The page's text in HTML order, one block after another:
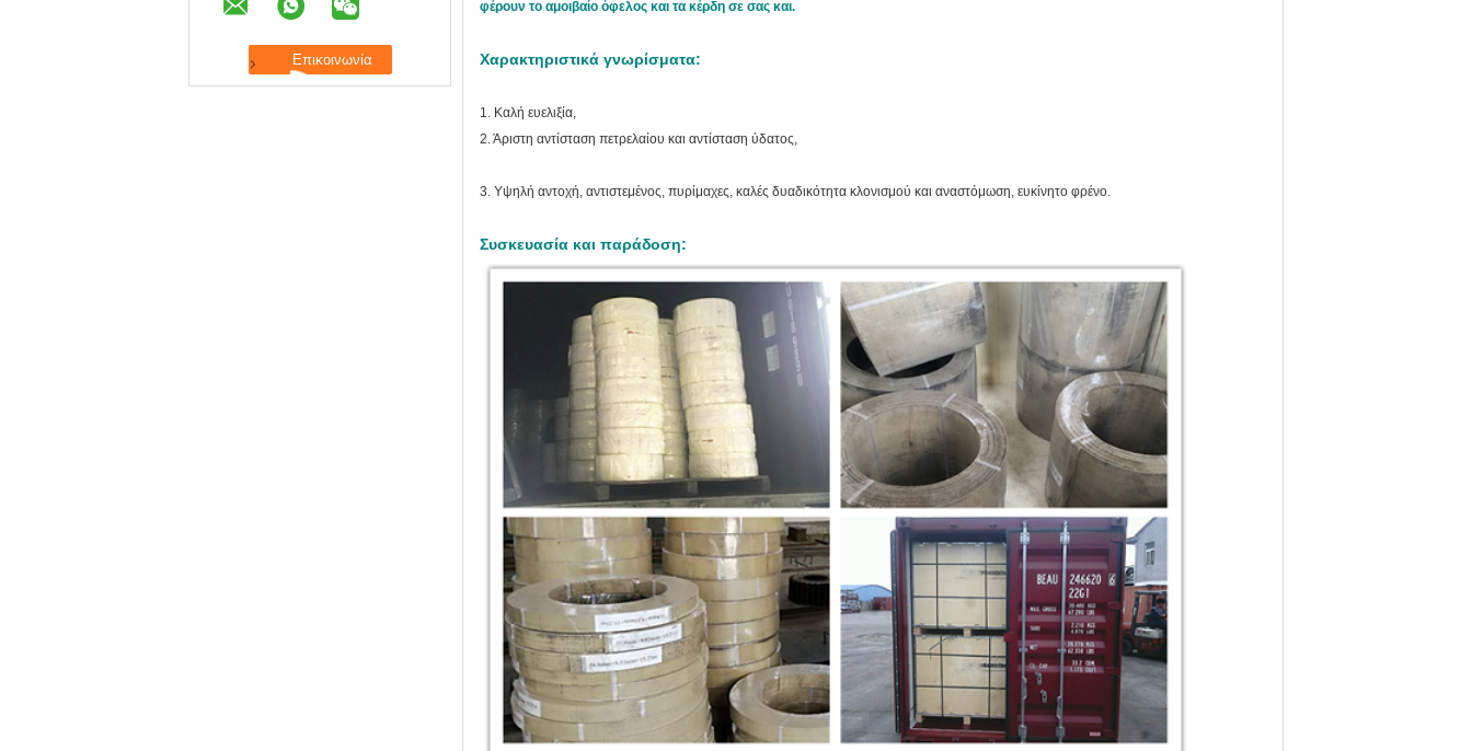
φέρουν το αμοιβαίο όφελος και τα κέρδη σε σας και.
Χαρακτηριστικά γνωρίσματα:
1. Καλή ευελιξία,
2. Άριστη αντίσταση πετρελαίου και αντίσταση ύδατος,
3. Υψηλή αντοχή, αντιστεμένος, πυρίμαχες, καλές δυαδικότητα κλονισμού και αναστόμωση, ευκίνητο φρένο.
Συσκευασία και παράδοση: